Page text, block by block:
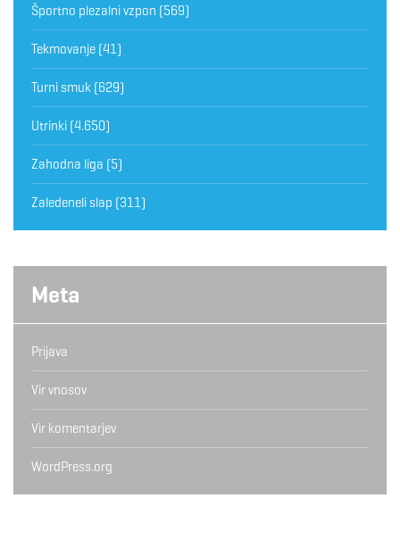
Športno plezalni vzpon (569)
Tekmovanje (41)
Turni smuk (629)
Utrinki (4.650)
Zahodna liga (5)
Zaledeneli slap (311)
Meta
Prijava
Vir vnosov
Vir komentarjev
WordPress.org